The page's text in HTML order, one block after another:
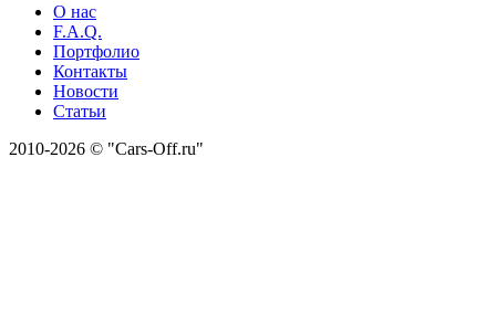
О нас
F.A.Q.
Портфолио
Контакты
Новости
Статьи
2010-2026 © "Cars-Off.ru"